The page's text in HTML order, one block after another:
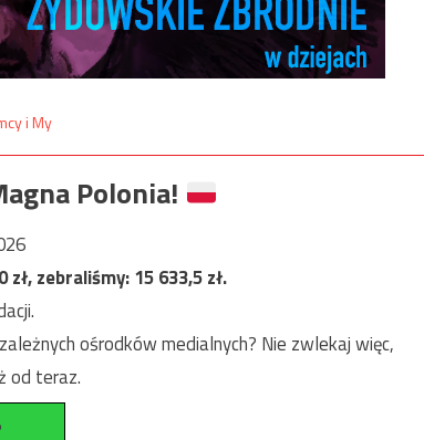
Polonia!
zł, zebraliśmy:15 633,5zł.
ośrodków medialnych? Nie zwlekaj więc,
od teraz.